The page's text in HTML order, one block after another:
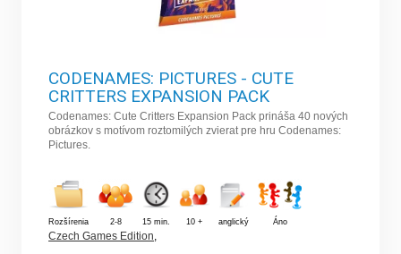
CODENAMES: PICTURES - CUTE
CRITTERS EXPANSION PACK
Codenames: Cute Critters Expansion Pack prináša 40 nových
obrázkov s motívom roztomilých zvierat pre hru Codenames:
Pictures.
Rozšírenia 2-8 15 min. 10 + anglický Áno
Czech Games Edition,